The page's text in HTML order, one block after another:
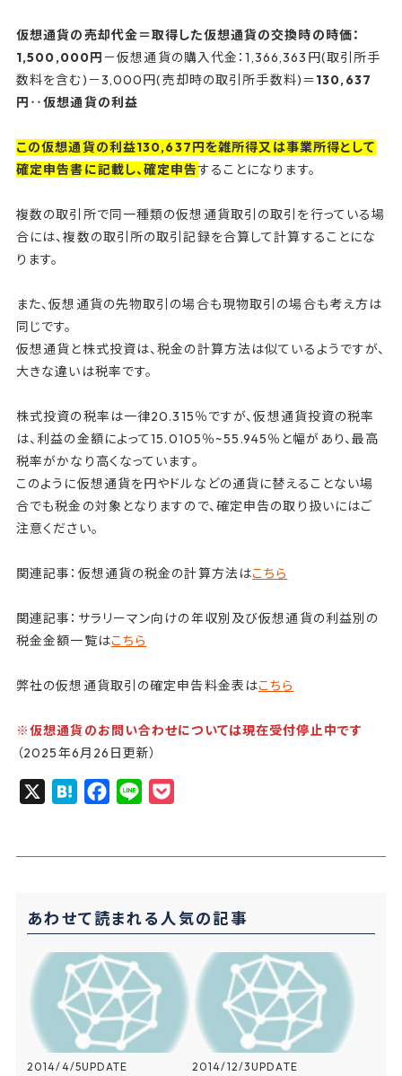
仮想通貨の売却代金＝取得した仮想通貨の交換時の時価：
1,500,000円 －仮想通貨の購入代金：1,366,363円(取引所手
数料を含む)－3,000円(売却時の取引所手数料)＝ 130,637
円‥仮想通貨の利益
この仮想通貨の利益130,637円を雑所得又は事業所得として
確定申告書に記載し、確定申告することになります。
複数の取引所で同一種類の仮想通貨取引の取引を行っている場
合には、複数の取引所の取引記録を合算して計算することにな
ります。
また、仮想通貨の先物取引の場合も現物取引の場合も考え方は
同じです。
仮想通貨と株式投資は、税金の計算方法は似ているようですが、
大きな違いは税率です。
株式投資の税率は一律20.315％ですが、仮想通貨投資の税率
は、利益の金額によって15.0105％~55.945％と幅があり、最高
税率がかなり高くなっています。
このように仮想通貨を円やドルなどの通貨に替えることない場
合でも税金の対象となりますので、確定申告の取り扱いにはご
注意ください。
関連記事：仮想通貨の税金の計算方法はこちら
関連記事：サラリーマン向けの年収別及び仮想通貨の利益別の
税金金額一覧はこちら
弊社の仮想通貨取引の確定申告料金表はこちら
※仮想通貨のお問い合わせについては現在受付停止中です
（2025年6月26日更新）
H
a
o
k
t
あわせて読まれる人気の記事
2014/4/5UPDATE
2014/12/3UPDATE